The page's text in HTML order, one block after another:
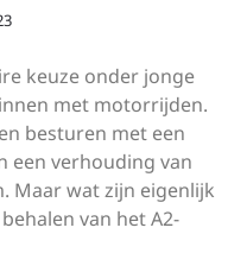
keuze onder jonge
met motorrijden.
besturen met een
een verhouding van
Maar wat zijn eigenlijk
van het A2-